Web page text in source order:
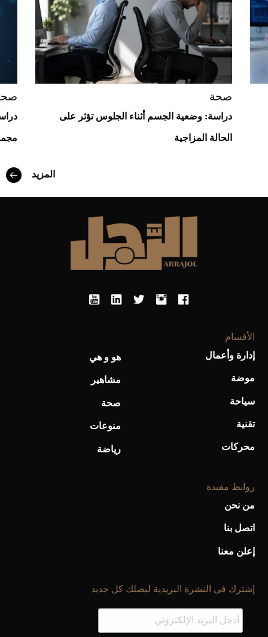
Aston Martin Valiant: على هوى الأبطال
أحذية Mary Jane: ترف وأناقة للرجال
صحة
دراسة: وضعية الجسم أثناء الجلوس تؤثر على
الحالة المزاجية
المزيد
الأقسام
إدارة وأعمال
موضة
سياحة
تقنية
محركات
هو و هي
مشاهير
صحة
منوعات
رياضة
روابط مفيدة
من نحن
اتصل بنا
إعلن معنا
إشترك فى النشرة البريدية ليصلك كل جديد